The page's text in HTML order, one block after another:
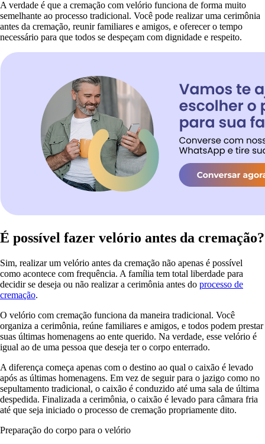
A verdade é que a cremação com velório funciona de forma muito
semelhante ao processo tradicional. Você pode realizar uma cerimônia
antes da cremação, reunir familiares e amigos, e oferecer o tempo
necessário para que todos se despeçam com dignidade e respeito.
É possível fazer velório antes da cremação?
Sim, realizar um velório antes da cremação não apenas é possível
como acontece com frequência. A família tem total liberdade para
decidir se deseja ou não realizar a cerimônia antes do processo de
cremação.
O velório com cremação funciona da maneira tradicional. Você
organiza a cerimônia, reúne familiares e amigos, e todos podem prestar
suas últimas homenagens ao ente querido. Na verdade, esse velório é
igual ao de uma pessoa que deseja ter o corpo enterrado.
A diferença começa apenas com o destino ao qual o caixão é levado
após as últimas homenagens. Em vez de seguir para o jazigo como no
sepultamento tradicional, o caixão é conduzido até uma sala de última
despedida. Finalizada a cerimônia, o caixão é levado para câmara fria
até que seja iniciado o processo de cremação propriamente dito.
Preparação do corpo para o velório